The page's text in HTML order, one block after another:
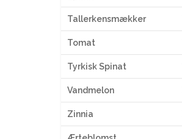
Tallerkensmækker
Tomat
Tyrkisk Spinat
Vandmelon
Zinnia